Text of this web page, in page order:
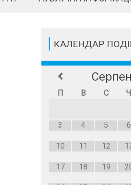
КАЛЕНДАР
П В С Ч
3 4 5 6
10 11 12
17 18 19